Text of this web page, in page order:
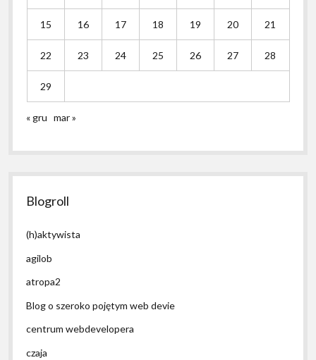
15 16 17 18 19 20 21
22 23 24 25 26 27 28
29
« gru mar »
Blogroll
(h)aktywista
agilob
atropa2
Blog o szeroko pojętym web devie
centrum webdevelopera
czaja